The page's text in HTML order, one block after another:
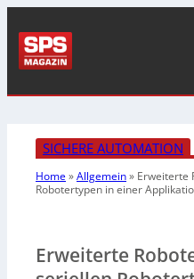
SICHERE AUTOMATION
Home»Allgemein» Erweiterte
Robotertypen in einer
Erweiterte